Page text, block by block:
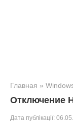
Главная »
Отключение
Дата публікації: